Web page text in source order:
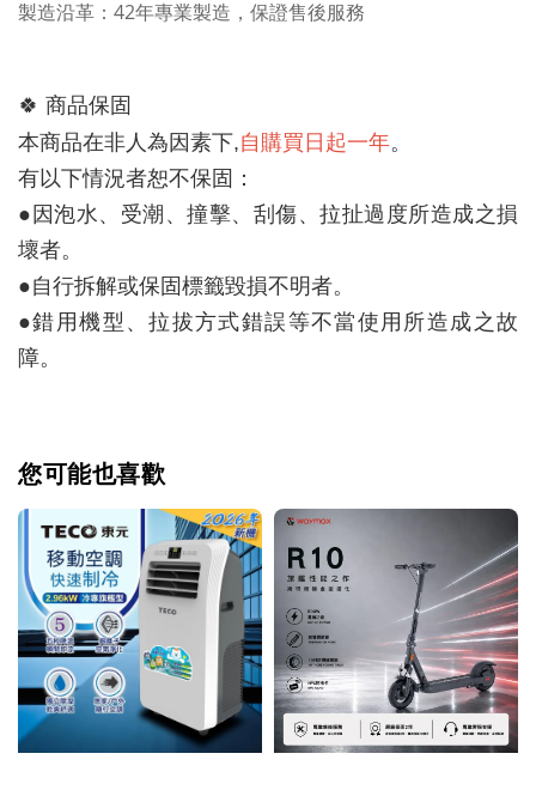
製造沿革：42年專業製造，保證售後服務
🍀 商品保固
本商品在非人為因素下,自購買日起一年。
有以下情況者恕不保固：
●因泡水、受潮、撞擊、刮傷、拉扯過度所造成之損
壞者。
●自行拆解或保固標籤毀損不明者。
●錯用機型、拉拔方式錯誤等不當使用所造成之故
障。
您可能也喜歡